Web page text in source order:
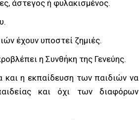
άστεγος ή φυλακισμένος.
έχουν υποστεί ζημιές.
η Συνθήκη της Γενεύης.
και η εκπαίδευση των παιδιών να
και όχι των διαφόρων